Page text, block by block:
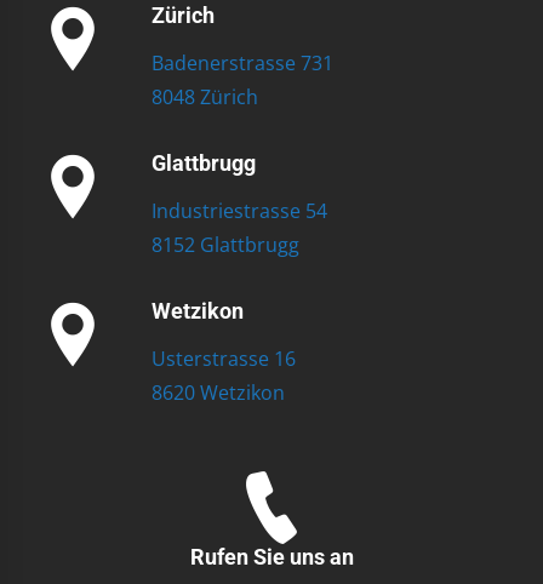
Zürich
Badenerstrasse 731
8048 Zürich
Glattbrugg
Industriestrasse 54
8152 Glattbrugg
Wetzikon
Usterstrasse 16
8620 Wetzikon
Rufen Sie uns an